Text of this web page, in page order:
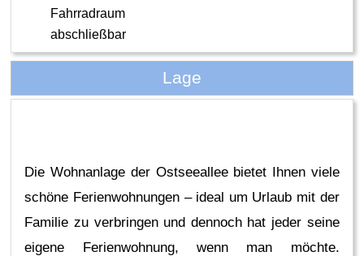
Fahrradraum
abschließbar
Lage
Die Wohnanlage der Ostseeallee bietet Ihnen viele
schöne Ferienwohnungen – ideal um Urlaub mit der
Familie zu verbringen und dennoch hat jeder seine
eigene Ferienwohnung, wenn man möchte.